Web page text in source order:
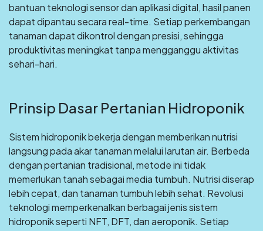
bantuan teknologi sensor dan aplikasi digital, hasil panen
dapat dipantau secara real-time. Setiap perkembangan
tanaman dapat dikontrol dengan presisi, sehingga
produktivitas meningkat tanpa mengganggu aktivitas
sehari-hari.
Prinsip Dasar Pertanian Hidroponik
Sistem hidroponik bekerja dengan memberikan nutrisi
langsung pada akar tanaman melalui larutan air. Berbeda
dengan pertanian tradisional, metode ini tidak
memerlukan tanah sebagai media tumbuh. Nutrisi diserap
lebih cepat, dan tanaman tumbuh lebih sehat. Revolusi
teknologi memperkenalkan berbagai jenis sistem
hidroponik seperti NFT, DFT, dan aeroponik. Setiap